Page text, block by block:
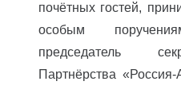
почётных гостей,
особым
председатель
Партнёрства